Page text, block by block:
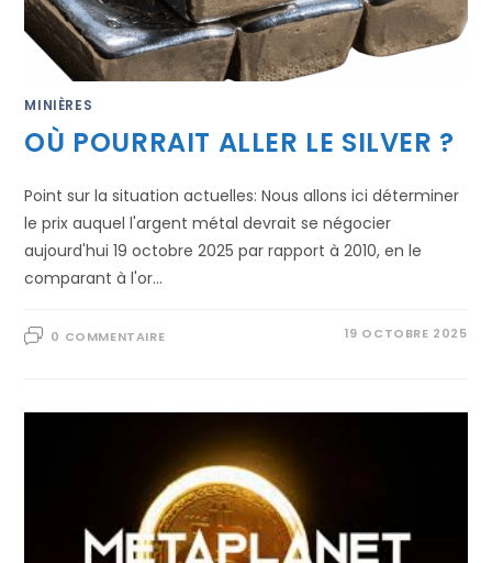
MINIÈRES
OÙ POURRAIT ALLER LE SILVER ?
Point sur la situation actuelles: Nous allons ici déterminer
le prix auquel l'argent métal devrait se négocier
aujourd'hui 19 octobre 2025 par rapport à 2010, en le
comparant à l'or…
0 COMMENTAIRE 19 OCTOBRE 2025